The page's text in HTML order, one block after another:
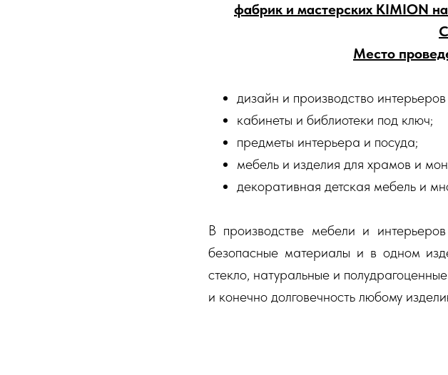
фабрик и мастерских KIMION на
Место
дизайн и производство
кабинеты и библиотеки под ключ;
предметы интерьера и посуда;
мебель и изделия для храмов и
декоративная детская мебель и
В производстве мебели и
безопасные материалы и в одном
стекло, натуральные и
и конечно долговечность любому